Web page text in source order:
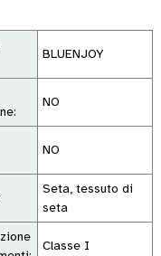
BLUENJOY
NO
NO
Seta, tessuto di
seta
Classe I